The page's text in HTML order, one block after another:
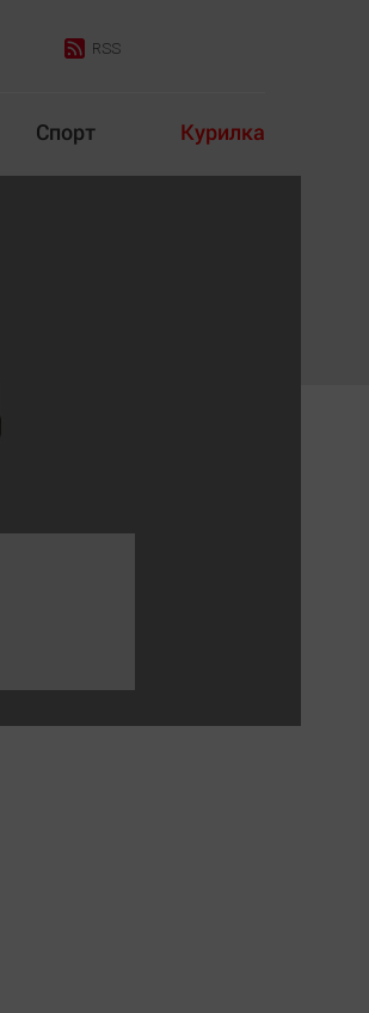
RSS
Спорт Курилка